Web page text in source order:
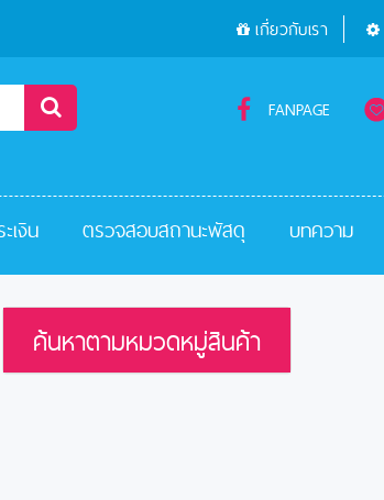
เกี่ยวกับเรา
FANPAGE
เงิน ตรวจสอบสถานะพัสดุ บทความ
ค้นหาตามหมวดหมู่สินค้า